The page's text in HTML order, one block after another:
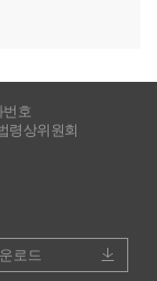
번호
령상위원회
로드